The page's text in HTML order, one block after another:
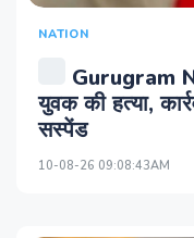
NATION
Gurugram
युवक की हत्या,
सस्पेंड
10-08-26 09:08:43AM